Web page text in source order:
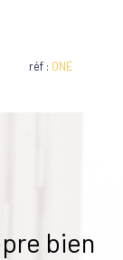
réf : ONE
bien